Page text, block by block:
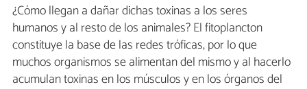
¿Cómo llegan a dañar dichas toxinas a los seres
humanos y al resto de los animales? El fitoplancton
constituye la base de las redes tróficas, por lo que
muchos organismos se alimentan del mismo y al hacerlo
acumulan toxinas en los músculos y en los órganos del